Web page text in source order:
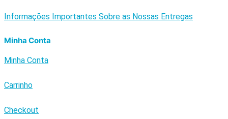
Informações Importantes Sobre as Nossas Entregas
Minha Conta
Minha Conta
Carrinho
Checkout